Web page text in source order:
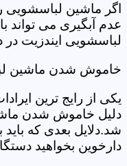
اگر ماشین لباسشویی
عدم آبگیری می تواند
لباسشویی ایندزیت
خاموش شدن ماشین
یکی از رایج ترین
دلیل خاموش شدن
شد.دلایل بعدی که
دارخوین بخواهید